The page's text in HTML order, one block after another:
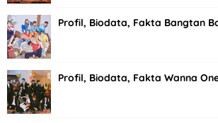
Profil, Biodata, Fakta Bangtan
Profil, Biodata, Fakta Wanna